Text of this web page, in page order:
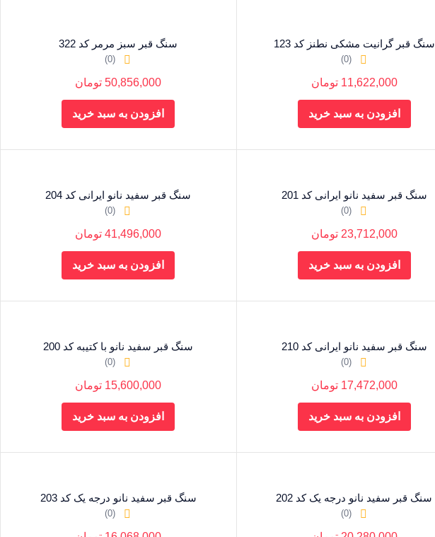
سنگ قبر گرانیت مشکی نطنز کد 123
(0)
11,622,000 تومان
افزودن به سبد خرید
سنگ قبر سبز مرمر کد 322
(0)
50,856,000 تومان
افزودن به سبد خرید
سنگ قبر سفید نانو ایرانی کد 201
(0)
23,712,000 تومان
افزودن به سبد خرید
سنگ قبر سفید نانو ایرانی کد 204
(0)
41,496,000 تومان
افزودن به سبد خرید
سنگ قبر سفید نانو ایرانی کد 210
(0)
17,472,000 تومان
افزودن به سبد خرید
سنگ قبر سفید نانو با کتیبه کد 200
(0)
15,600,000 تومان
افزودن به سبد خرید
سنگ قبر سفید نانو درجه یک کد 202
(0)
سنگ قبر سفید نانو درجه یک کد 203
(0)